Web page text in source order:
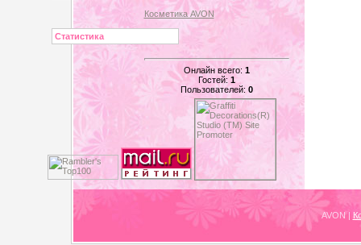
Косметика AVON
Статистика
Онлайн всего: 1
Гостей: 1
Пользователей: 0
AVON|